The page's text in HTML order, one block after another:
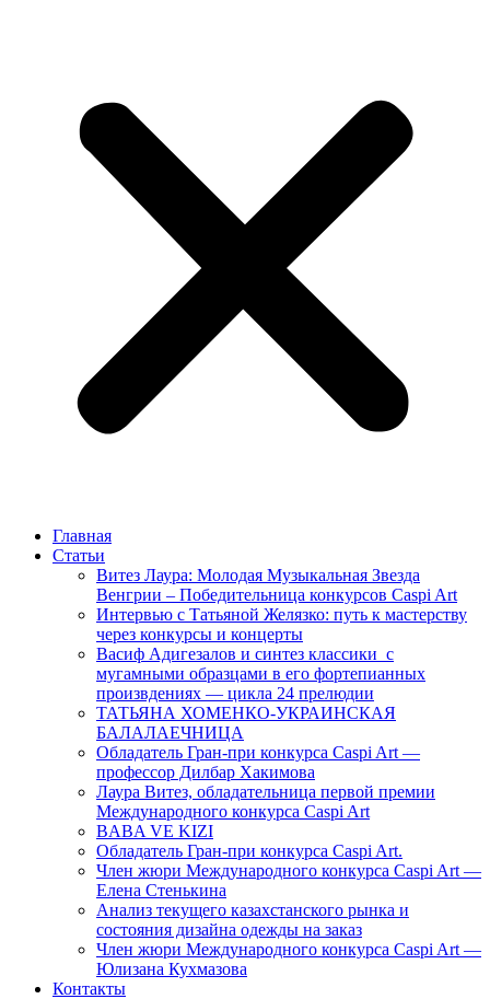
Главная
Статьи
Витез Лаура: Молодая Музыкальная Звезда
Венгрии – Победительница конкурсов Caspi Art
Интервью с Татьяной Желязко: путь к мастерству
через конкурсы и концерты
Васиф Адигезалов и синтез классики с
мугамными образцами в его фортепианных
произвдениях — цикла 24 прелюдии
ТАТЬЯНА ХОМЕНКО-УКРАИНСКАЯ
БАЛАЛАЕЧНИЦА
Обладатель Гран-при конкурса Caspi Art —
профессор Дилбар Хакимова
Лаура Витез, обладательница первой премии
Международного конкурса Caspi Art
BABA VE KIZI
Обладатель Гран-при конкурса Caspi Art.
Член жюри Международного конкурса Caspi Art —
Елена Стенькина
Анализ текущего казахстанского рынка и
состояния дизайна одежды на заказ
Член жюри Международного конкурса Caspi Art —
Юлизана Кухмазова
Контакты